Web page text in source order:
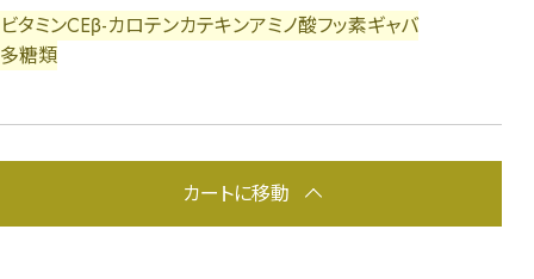
ビタミンCEβ-カロテンカテキンアミノ酸フッ素ギャバ
多糖類
カートに移動